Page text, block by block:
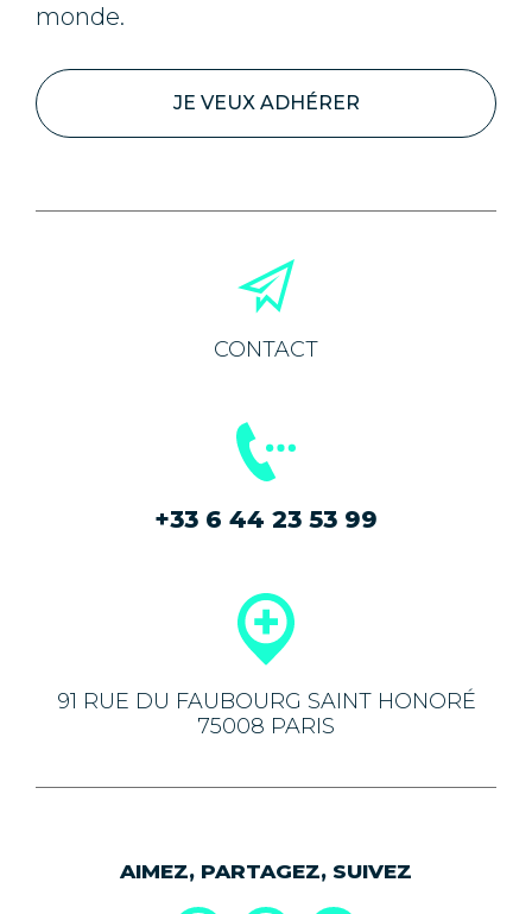
monde.
JE VEUX ADHÉRER
CONTACT
+33 6 44 23 53 99
91 RUE DU FAUBOURG SAINT HONORÉ
75008 PARIS
AIMEZ, PARTAGEZ, SUIVEZ